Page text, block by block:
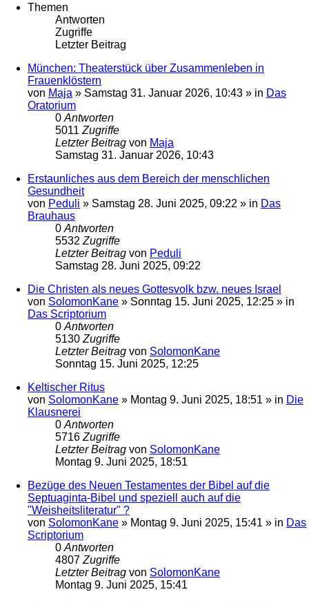
Themen
Antworten
Zugriffe
Letzter Beitrag
München: Theaterstück über Zusammenleben in
Frauenklöstern
von Maja » Samstag 31. Januar 2026, 10:43 » in Das
Oratorium
0 Antworten
5011 Zugriffe
Letzter Beitrag von Maja
Samstag 31. Januar 2026, 10:43
Erstaunliches aus dem Bereich der menschlichen
Gesundheit
von Peduli » Samstag 28. Juni 2025, 09:22 » in Das
Brauhaus
0 Antworten
5532 Zugriffe
Letzter Beitrag von Peduli
Samstag 28. Juni 2025, 09:22
Die Christen als neues Gottesvolk bzw. neues Israel
von SolomonKane » Sonntag 15. Juni 2025, 12:25 » in
Das Scriptorium
0 Antworten
5130 Zugriffe
Letzter Beitrag von SolomonKane
Sonntag 15. Juni 2025, 12:25
Keltischer Ritus
von SolomonKane » Montag 9. Juni 2025, 18:51 » in Die
Klausnerei
0 Antworten
5716 Zugriffe
Letzter Beitrag von SolomonKane
Montag 9. Juni 2025, 18:51
Bezüge des Neuen Testamentes der Bibel auf die
Septuaginta-Bibel und speziell auch auf die
"Weisheitsliteratur" ?
von SolomonKane » Montag 9. Juni 2025, 15:41 » in Das
Scriptorium
0 Antworten
4807 Zugriffe
Letzter Beitrag von SolomonKane
Montag 9. Juni 2025, 15:41